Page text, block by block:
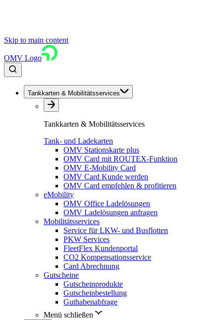
Skip to main content
OMV Logo
Tankkarten & Mobilitätsservices
Tankkarten & Mobilitätsservices
Tank- und Ladekarten
OMV Stationskarte plus
OMV Card mit ROUTEX-Funktion
OMV E-Mobility Card
OMV Card Kunde werden
OMV Card empfehlen & profitieren
eMobility
OMV Office Ladelösungen
OMV Ladelösungen anfragen
Mobilitätsservices
Service für LKW- und Busflotten
PKW Services
FleetFlex Kundenportal
CO2 Kompensationsservice
Card Abrechnung
Gutscheine
Gutscheinprodukte
Gutscheinbestellung
Guthabenabfrage
Menü schließen